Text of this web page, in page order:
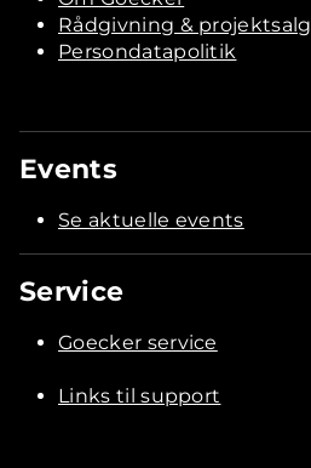
Rådgivning & projektsalg
Persondatapolitik
Events
Se aktuelle events
Service
Goecker service
Links til support